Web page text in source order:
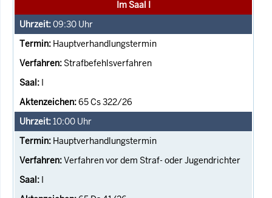
Im Saal I
09:30 Uhr
Hauptverhandlungstermin
Strafbefehlsverfahren
I
65 Cs 322/26
10:00 Uhr
Hauptverhandlungstermin
Verfahren vor dem Straf- oder Jugendrichter
I